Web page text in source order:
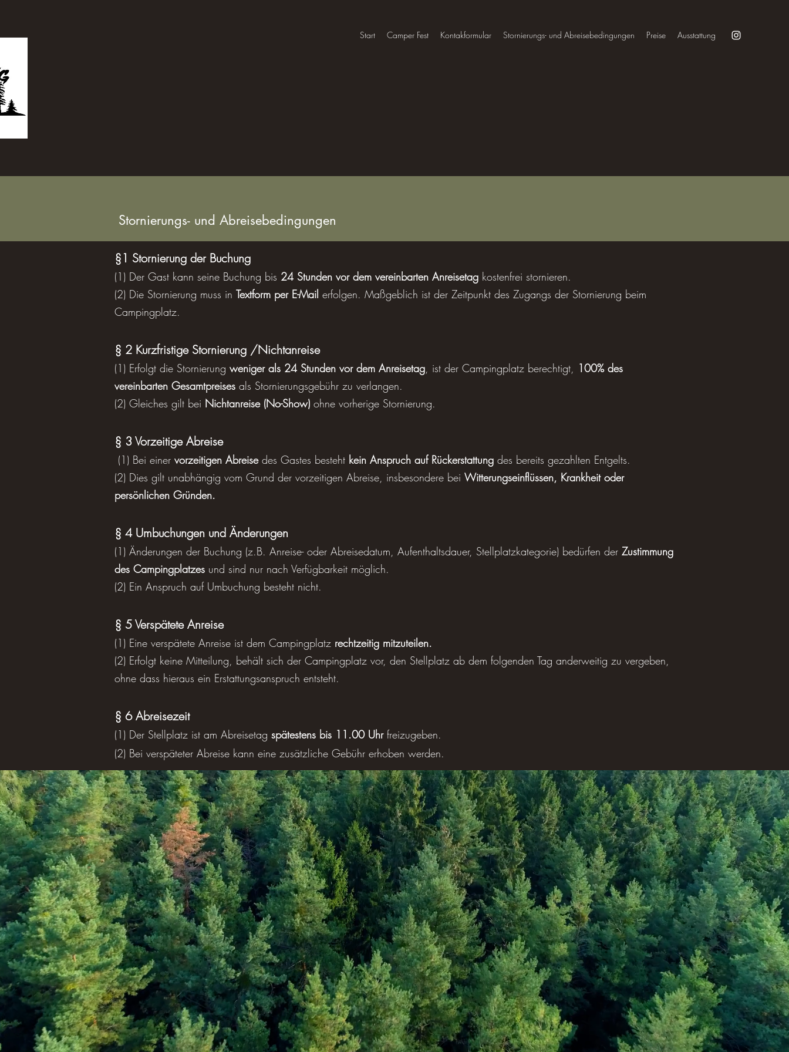
Start Camper Fest Kontakformular Stornierungs- und Abreisebedingungen Preise Ausstattung
Stornierungs- und Abreisebedingungen
§1 Stornierung der Buchung
(1) Der Gast kann seine Buchung bis 24 Stunden vor dem vereinbarten Anreisetag kostenfrei stornieren.
(2) Die Stornierung muss in Textform per E-Mail erfolgen. Maßgeblich ist der Zeitpunkt des Zugangs der Stornierung beim
Campingplatz.
§ 2 Kurzfristige Stornierung /Nichtanreise
(1) Erfolgt die Stornierung weniger als 24 Stunden vor dem Anreisetag, ist der Campingplatz berechtigt, 100% des
vereinbarten Gesamtpreises als Stornierungsgebühr zu verlangen.
(2) Gleiches gilt bei Nichtanreise (No-Show) ohne vorherige Stornierung.
§ 3 Vorzeitige Abreise
(1) Bei einer vorzeitigen Abreisedes Gastes besteht kein Anspruch auf Rückerstattung des bereits gezahlten Entgelts.
(2) Dies gilt unabhängig vom Grund der vorzeitigen Abreise, insbesondere bei Witterungseinflüssen, Krankheit oder
persönlichen Gründen.
§ 4 Umbuchungen und Änderungen
(1) Änderungen der Buchung (z.B. Anreise- oder Abreisedatum, Aufenthaltsdauer, Stellplatzkategorie) bedürfen der Zustimmung
des Campingplatzes und sind nur nach Verfügbarkeit möglich.
(2) Ein Anspruch auf Umbuchung besteht nicht.
§ 5 Verspätete Anreise
(1) Eine verspätete Anreise ist dem Campingplatz rechtzeitig mitzuteilen.
(2) Erfolgt keine Mitteilung, behält sich der Campingplatz vor, den Stellplatz ab dem folgenden Tag anderweitig zu vergeben,
ohne dass hieraus ein Erstattungsanspruch entsteht.
§ 6 Abreisezeit
(1) Der Stellplatz ist am Abreisetag spätestens bis 11.00 Uhrfreizugeben.
(2) Bei verspäteter Abreise kann eine zusätzliche Gebühr erhoben werden.